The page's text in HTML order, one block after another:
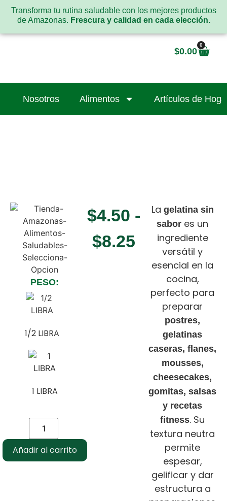
Transforma tu rutina saludable con los mejores productos
de Amazonas. Frescura y calidad en cada elección.
$0.00
0
Nosotros Alimentos Artículos de
PESO:
1/2 LIBRA
1 LIBRA
Añadir al carrito
$4.50 -
$8.25
La gelatina sin
sabor es un
ingrediente
versátil y
esencial en la
cocina,
perfecto para
preparar
postres,
gelatinas
caseras, flanes,
mousses,
cheesecakes,
gomitas, salsas
y recetas
fitness. Su
textura neutra
permite
espesar,
gelificar y dar
estructura a